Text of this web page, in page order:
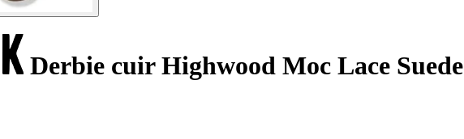
Derbie cuir Highwood Moc Lace Suede